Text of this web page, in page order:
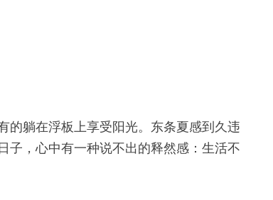
的躺在浮板上享受阳光。东条夏感到久违
子，心中有一种说不出的释然感：生活不